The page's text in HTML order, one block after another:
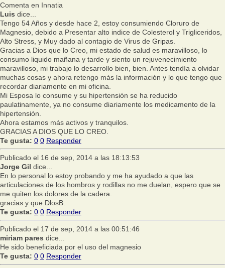
Comenta en Innatia
Luis dice...
Tengo 54 Años y desde hace 2, estoy consumiendo Cloruro de
Magnesio, debido a Presentar alto indice de Colesterol y Trigliceridos,
Alto Stress, y Muy dado al contagio de Virus de Gripas.
Gracias a Dios que lo Creo, mi estado de salud es maravilloso, lo
consumo liquido mañana y tarde y siento un rejuvenecimiento
maravilloso, mi trabajo lo desarrollo bien, bien. Antes tendía a olvidar
muchas cosas y ahora retengo más la información y lo que tengo que
recordar diariamente en mi oficina.
Mi Esposa lo consume y su hipertensión se ha reducido
paulatinamente, ya no consume diariamente los medicamento de la
hipertensión.
Ahora estamos más activos y tranquilos.
GRACIAS A DIOS QUE LO CREO.
Te gusta: 0 0 Responder
Publicado el 16 de sep, 2014 a las 18:13:53
Jorge Gil dice...
En lo personal lo estoy probando y me ha ayudado a que las
articulaciones de los hombros y rodillas no me duelan, espero que se
me quiten los dolores de la cadera.
gracias y que DlosB.
Te gusta: 0 0 Responder
Publicado el 17 de sep, 2014 a las 00:51:46
miriam pares dice...
He sido beneficiada por el uso del magnesio
Te gusta: 0 0 Responder